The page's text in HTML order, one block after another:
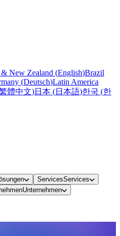
New Zealand (English)Brazil
(Deutsch)Latin America
體中文)日本 (日本語)한국 (한
ServicesServices
Unternehmen